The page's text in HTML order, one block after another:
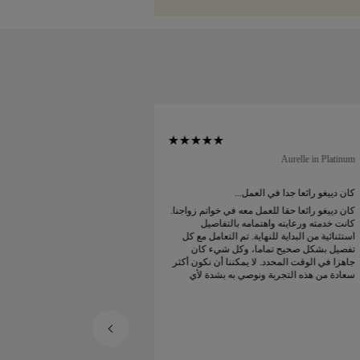
Aurelle in Platinum
كان دييغو رائعا جدا في العمل...
كان دييغو رائعا حقا للعمل معه في خواتم زواجنا.
كانت خدمته ورعايته واهتمامه بالتفاصيل
استثنائية من البداية للنهاية. تم التعامل مع كل
تفصيل بشكل صحيح تماما، وكل شيء كان
جاهزا في الوقت المحدد. لا يمكننا أن نكون أكثر
سعادة من هذه التجربة ونوصي به بشدة لأي